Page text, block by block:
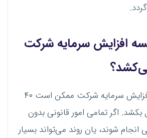
افزایش سرمایه شرکت
ثبت صورتجلسه افزایش سرمایه شرکت ممکن است ۴۰
بکشد. اگر تمامی امور قانونی بدون
شوند، ‌یان روند می‌تواند بسیار